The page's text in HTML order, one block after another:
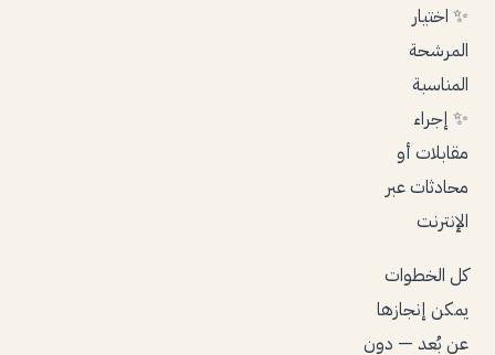
✨ اختيار
المرشحة
المناسبة
✨ إجراء
مقابلات أو
محادثات عبر
الإنترنت
كل الخطوات
يمكن إنجازها
عن بُعد — دون